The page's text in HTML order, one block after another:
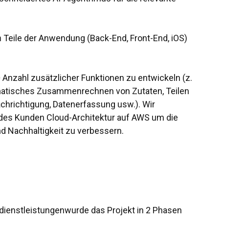
der Anwendung (Back-End, Front-End, iOS)
zusätzlicher Funktionen zu entwickeln (z.
Zusammenrechnen von Zutaten, Teilen
Datenerfassung usw.). Wir
Kunden Cloud-Architektur auf AWS um die
Nachhaltigkeit zu verbessern.
wurde das Projekt in 2 Phasen